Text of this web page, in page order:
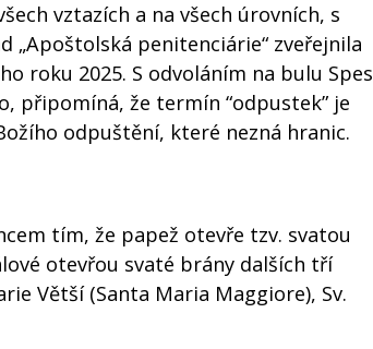
vztazích a na všech úrovních, s
„Apoštolská penitenciárie“ zveřejnila
roku 2025. S odvoláním na bulu Spes
připomíná, že termín “odpustek” je
odpuštění, které nezná hranic.
tím, že papež otevře tzv. svatou
otevřou svaté brány dalších tří
Větší (Santa Maria Maggiore), Sv.